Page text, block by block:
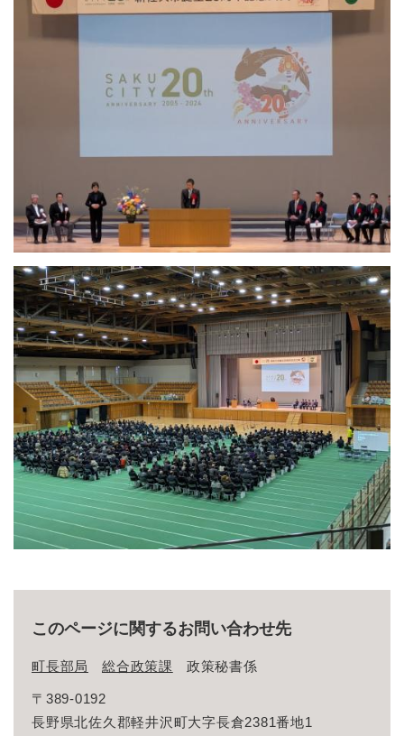
このページに関するお問い合わせ先
町長部局 総合政策課 政策秘書係
〒389-0192
長野県北佐久郡軽井沢町大字長倉2381番地1